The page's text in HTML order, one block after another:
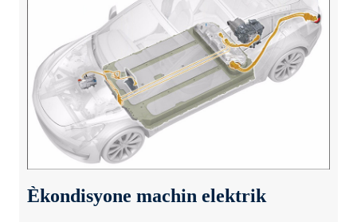
Èkondisyone machin elektrik